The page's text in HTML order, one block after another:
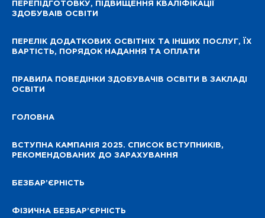
ПЕРЕПІДГОТОВКУ, ПІДВИЩЕННЯ КВАЛІФІКАЦІЇ
ЗДОБУВАІВ ОСВІТИ
ПЕРЕЛІК ДОДАТКОВИХ ОСВІТНІХ ТА ІНШИХ ПОСЛУГ, ЇХ
ВАРТІСТЬ, ПОРЯДОК НАДАННЯ ТА ОПЛАТИ
ПРАВИЛА ПОВЕДІНКИ ЗДОБУВАЧІВ ОСВІТИ В ЗАКЛАДІ
ОСВІТИ
ГОЛОВНА
ВСТУПНА КАМПАНІЯ 2025. СПИСОК ВСТУПНИКІВ,
РЕКОМЕНДОВАНИХ ДО ЗАРАХУВАННЯ
БЕЗБАР’ЄРНІСТЬ
ФІЗИЧНА БЕЗБАР’ЄРНІСТЬ